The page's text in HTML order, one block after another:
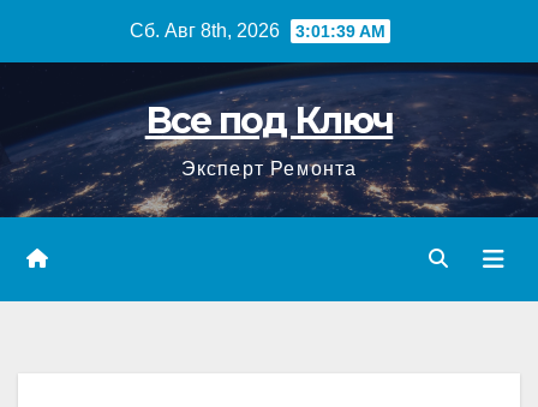
Сб. Авг 8th, 2026 3:01:40 AM
Все под Ключ
Эксперт Ремонта